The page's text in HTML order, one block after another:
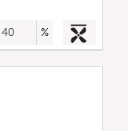
40 %